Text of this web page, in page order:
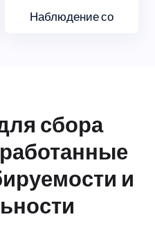
Наблюдение со
сбора
и